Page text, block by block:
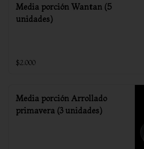
Media porción Wantan (5
unidades)
$2.000
Media porción Arrollado
primavera (3 unidades)